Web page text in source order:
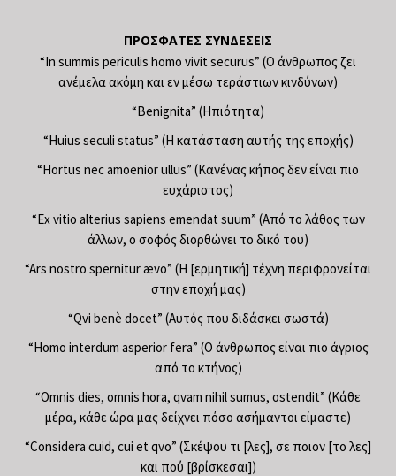
ΠΡΌΣΦΑΤΕΣ ΣΥΝΔΈΣΕΙΣ
“In summis periculis homo vivit securus” (Ο άνθρωπος ζει
ανέμελα ακόμη και εν μέσω τεράστιων κινδύνων)
“Benignita” (Ηπιότητα)
“Huius seculi status” (Η κατάσταση αυτής της εποχής)
“Hortus nec amoenior ullus” (Κανένας κήπος δεν είναι πιο
ευχάριστος)
“Ex vitio alterius sapiens emendat suum” (Από το λάθος των
άλλων, ο σοφός διορθώνει το δικό του)
“Ars nostro spernitur ævo” (Η [ερμητική] τέχνη περιφρονείται
στην εποχή μας)
“Qvi benè docet” (Αυτός που διδάσκει σωστά)
“Homo interdum asperior fera” (Ο άνθρωπος είναι πιο άγριος
από το κτήνος)
“Omnis dies, omnis hora, qvam nihil sumus, ostendit” (Κάθε
μέρα, κάθε ώρα μας δείχνει πόσο ασήμαντοι είμαστε)
“Considera cuid, cui et qvo” (Σκέψου τι [λες], σε ποιον [το λες]
και πού [βρίσκεσαι])